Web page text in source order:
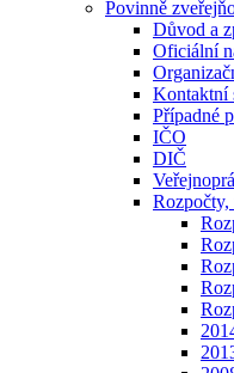
Povinně
Důvod a
Oficiální
Kontaktní
Případné
IČO
DIČ
Rozpočty,